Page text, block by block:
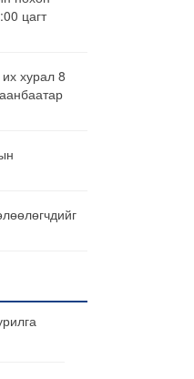
цагт
хурал 8